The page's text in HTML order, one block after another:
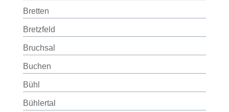
Bretten
Bretzfeld
Bruchsal
Buchen
Bühl
Bühlertal